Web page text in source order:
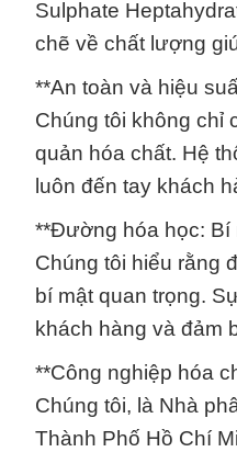
Sulphate
chẽ về chất lượng
**An toàn và hiệu
Chúng tôi không chỉ
quản hóa chất. Hệ
luôn đến tay khách
**Đường hóa học: Bí
Chúng tôi hiểu rằng
bí mật quan trọng.
khách hàng và đảm
**Công nghiệp hóa
Chúng tôi, là Nhà
Thành Phố Hồ Chí